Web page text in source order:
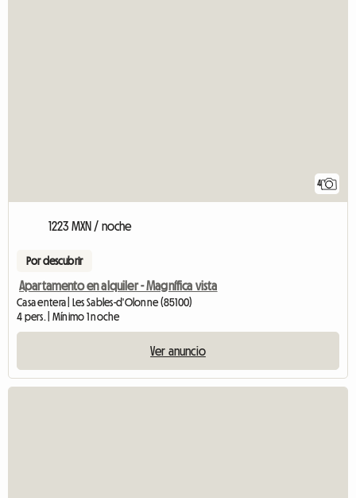
4
1223 MXN / noche
Por descubrir
Apartamento en alquiler - Magnífica vista
Casa entera | Les Sables-d'Olonne (85100)
4 pers. | Mínimo 1 noche
Ver anuncio